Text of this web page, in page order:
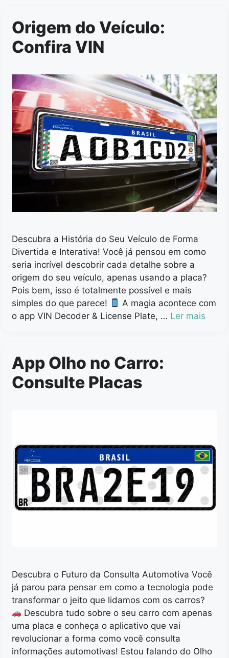
Origem do Veículo:
Confira VIN
Descubra a História do Seu Veículo de Forma
Divertida e Interativa! Você já pensou em como
seria incrível descobrir cada detalhe sobre a
origem do seu veículo, apenas usando a placa?
Pois bem, isso é totalmente possível e mais
simples do que parece!
A magia acontece com
o app VIN Decoder & License Plate, … Ler mais
App Olho no Carro:
Consulte Placas
Descubra o Futuro da Consulta Automotiva Você
já parou para pensar em como a tecnologia pode
transformar o jeito que lidamos com os carros?
Descubra tudo sobre o seu carro com apenas
uma placa e conheça o aplicativo que vai
revolucionar a forma como você consulta
informações automotivas! Estou falando do Olho